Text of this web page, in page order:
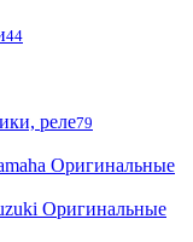
44
реле79
Оригинальные
Оригинальные